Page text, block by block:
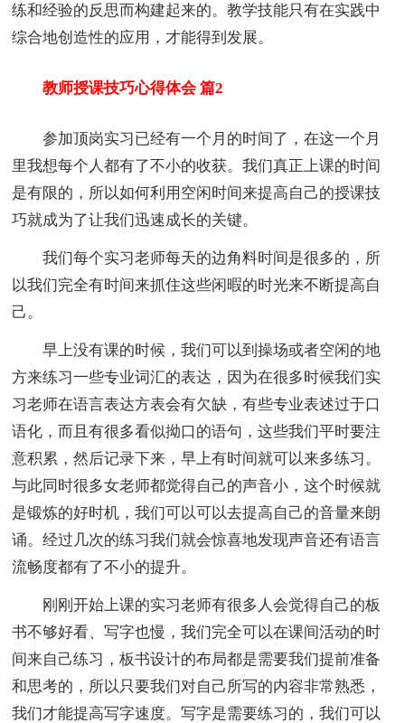
练和经验的反思而构建起来的。教学技能只有在实践中
综合地创造性的应用，才能得到发展。
教师授课技巧心得体会 篇2
参加顶岗实习已经有一个月的时间了，在这一个月
里我想每个人都有了不小的收获。我们真正上课的时间
是有限的，所以如何利用空闲时间来提高自己的授课技
巧就成为了让我们迅速成长的关键。
我们每个实习老师每天的边角料时间是很多的，所
以我们完全有时间来抓住这些闲暇的时光来不断提高自
己。
早上没有课的时候，我们可以到操场或者空闲的地
方来练习一些专业词汇的表达，因为在很多时候我们实
习老师在语言表达方表会有欠缺，有些专业表述过于口
语化，而且有很多看似拗口的语句，这些我们平时要注
意积累，然后记录下来，早上有时间就可以来多练习。
与此同时很多女老师都觉得自己的声音小，这个时候就
是锻炼的好时机，我们可以可以去提高自己的音量来朗
诵。经过几次的练习我们就会惊喜地发现声音还有语言
流畅度都有了不小的提升。
刚刚开始上课的实习老师有很多人会觉得自己的板
书不够好看、写字也慢，我们完全可以在课间活动的时
间来自己练习，板书设计的布局都是需要我们提前准备
和思考的，所以只要我们对自己所写的内容非常熟悉，
我们才能提高写字速度。写字是需要练习的，我们可以